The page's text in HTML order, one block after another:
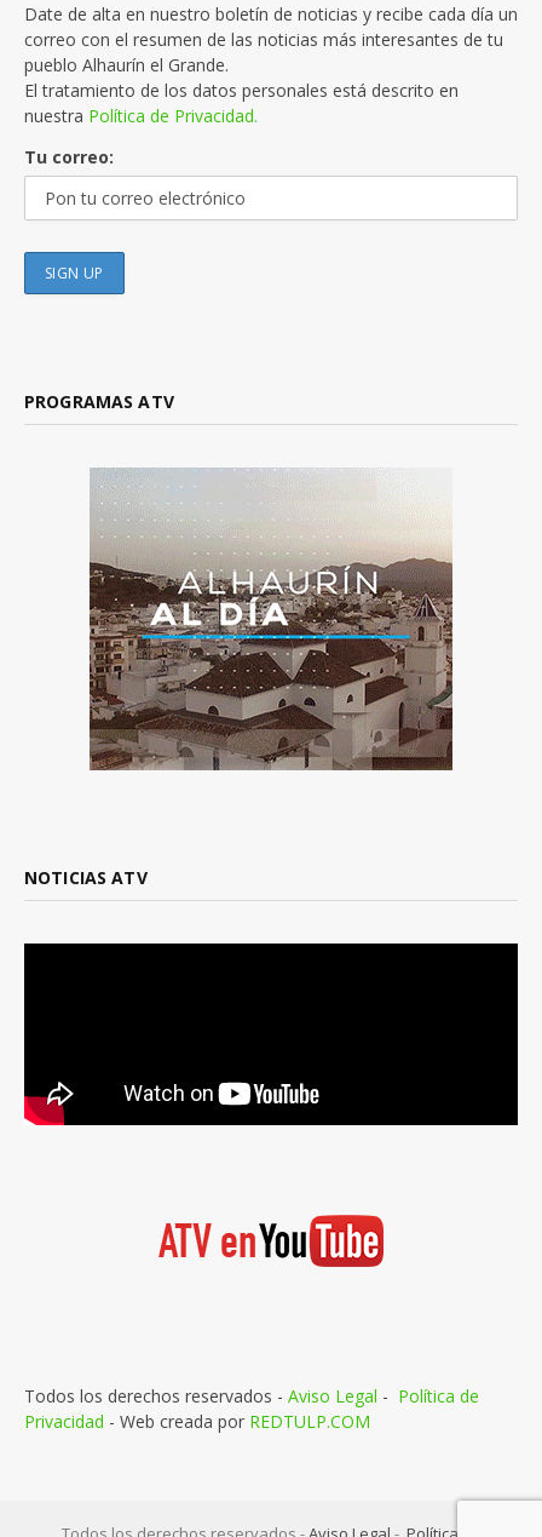
Date de alta en nuestro boletín de noticias y recibe cada día un
correo con el resumen de las noticias más interesantes de tu
pueblo Alhaurín el Grande.
El tratamiento de los datos personales está descrito en
nuestra Política de Privacidad.
Tu correo:
PROGRAMAS ATV
NOTICIAS ATV
Todos los derechos reservados - Aviso Legal - Política de
Privacidad - Web creada por REDTULP.COM